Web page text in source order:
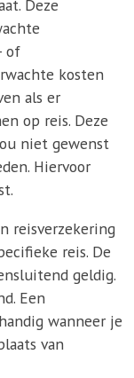
Deze
of
kosten
als er
op reis. Deze
niet gewenst
Hiervoor
reisverzekering
reis. De
geldig.
Een
wanneer je
van